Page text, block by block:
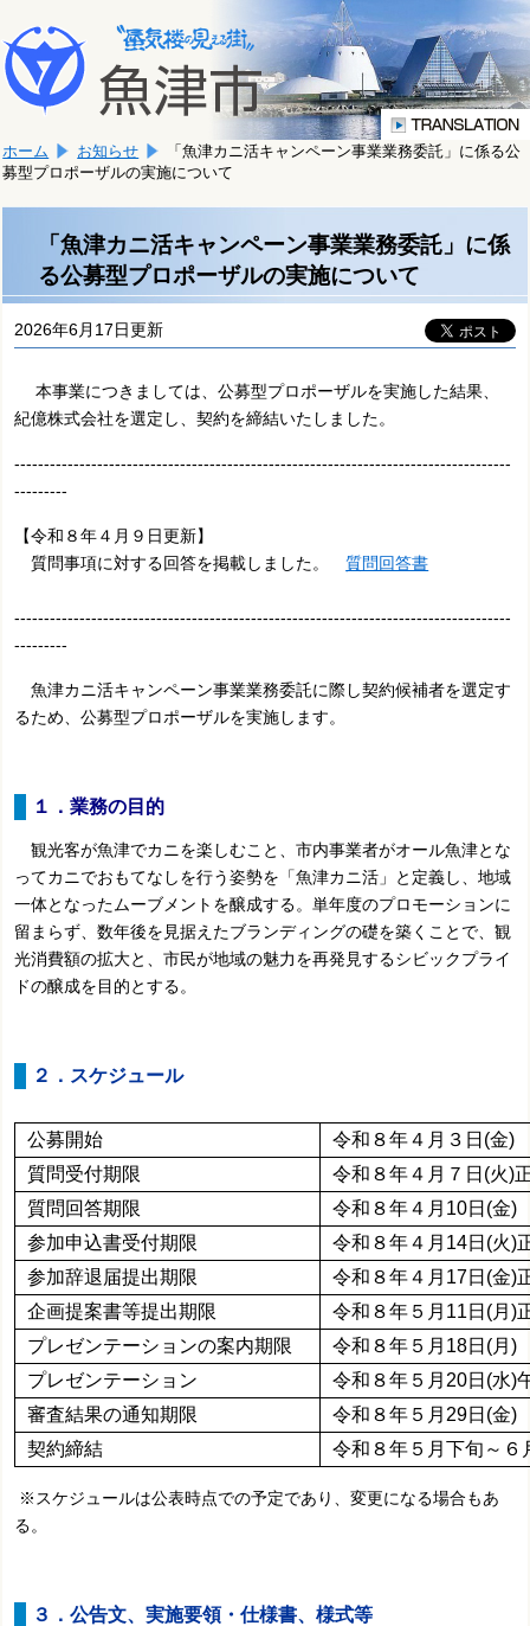
文
へ
移
ま
す。
こ
か
文
で
す。
ホーム お知らせ
「魚津カニ活キャンペーン事業業務委託」に係る公
募型プロポーザルの実施について
「魚津カニ活キャンペーン事業業務委託」に係
る公募型プロポーザルの実施について
2026年6月17日更新
本事業につきましては、公募型プロポーザルを実施した結果、
紀億株式会社を選定し、契約を締結いたしました。
------------------------------------------------------------------------------------
---------
【令和８年４月９日更新】
質問事項に対する回答を掲載しました。質問回答書
------------------------------------------------------------------------------------
---------
魚津カニ活キャンペーン事業業務委託に際し契約候補者を選定す
るため、公募型プロポーザルを実施します。
１．業務の目的
観光客が魚津でカニを楽しむこと、市内事業者がオール魚津とな
ってカニでおもてなしを行う姿勢を「魚津カニ活」と定義し、地域
一体となったムーブメントを醸成する。単年度のプロモーションに
留まらず、数年後を見据えたブランディングの礎を築くことで、観
光消費額の拡大と、市民が地域の魅力を再発見するシビックプライ
ドの醸成を目的とする。
２．スケジュール
公募開始
令和８年４月３日(金)
質問受付期限
令和８年４月７日(火)
質問回答期限
令和８年４月10日(金)
参加申込書受付期限
令和８年４月14日(火)
参加辞退届提出期限
令和８年４月17日(金)
企画提案書等提出期限
令和８年５月11日(月)
プレゼンテーションの案内期限
令和８年５月18日(月)
プレゼンテーション
令和８年５月20日(水)
審査結果の通知期限
令和８年５月29日(金)
契約締結
令和８年５月下旬～６
※スケジュールは公表時点での予定であり、変更になる場合もあ
る。
３．公告文、実施要領・仕様書、様式等